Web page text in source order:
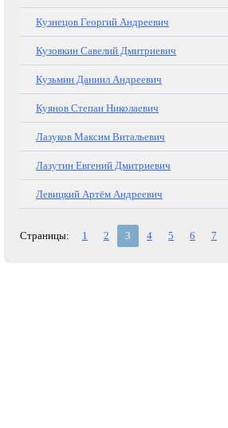
Кузнецов Георгий Андреевич
Кузовкин Савелий Дмитриевич
Кузьмин Даниил Андреевич
Куянов Степан Николаевич
Лазуков Максим Витальевич
Лазутин Евгений Дмитриевич
Левицкий Артём Андреевич
Страницы: 1 2 3 4 5 6 7